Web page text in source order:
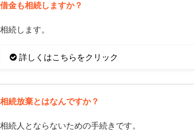
借金も相続しますか？
相続します。
詳しくはこちらをクリック
相続放棄とはなんですか？
相続人とならないための手続きです。